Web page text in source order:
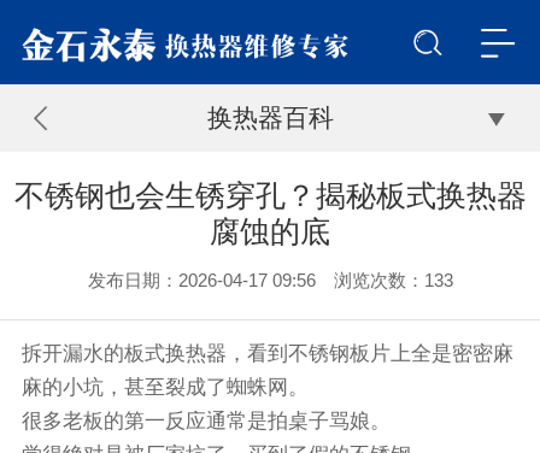
换热器百科
不锈钢也会生锈穿孔？揭秘板式换热器
腐蚀的底
发布日期：2026-04-17 09:56 浏览次数： 133
拆开漏水的板式换热器，看到不锈钢板片上全是密密麻
麻的小坑，甚至裂成了蜘蛛网。
很多老板的第一反应通常是拍桌子骂娘。